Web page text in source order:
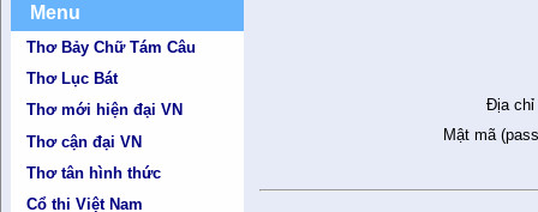
Menu
Thơ Bảy Chữ Tám Câu
Thơ Lục Bát
Thơ mới hiện đại VN
Thơ cận đại VN
Thơ tân hình thức
Cổ thi Việt Nam
Địa chỉ
Mật mã